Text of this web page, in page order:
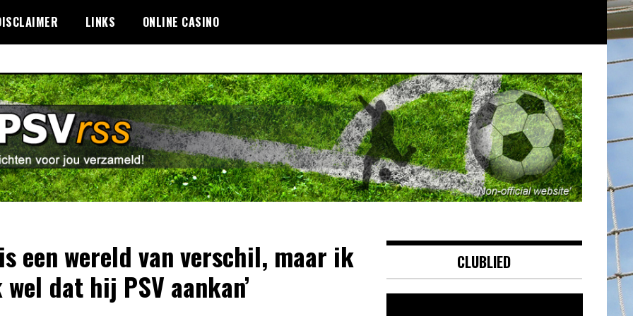
LINKS ONLINE CASINO
een wereld van verschil, maar ik
dat hij PSV aankan’
CLUBLIED